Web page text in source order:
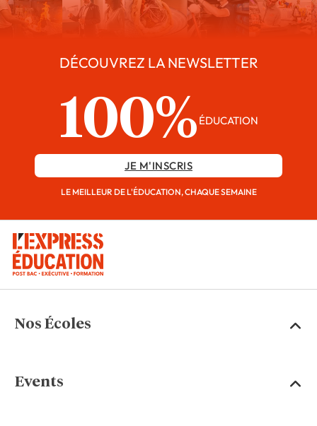
DÉCOUVREZ LA NEWSLETTER
100% ÉDUCATION
JE M'INSCRIS
LE MEILLEUR DE L'ÉDUCATION, CHAQUE SEMAINE
Nos Écoles
Events